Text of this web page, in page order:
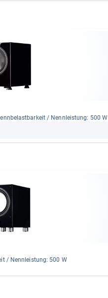
/ Nenn­leis­tung: 500 W
/ Nenn­leis­tung: 500 W